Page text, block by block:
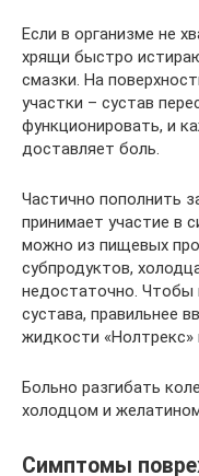
Если в организме не
хрящи быстро
смазки. На
участки – сустав
функционировать, и
доставляет боль.
Частично пополнить
принимает участие в
можно из пищевых
субпродуктов,
недостаточно. Чтобы
сустава, правильнее
жидкости «Нолтрекс»
Больно разгибать
холодцом и
Симптомы